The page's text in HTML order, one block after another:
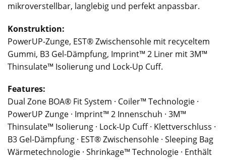
mikroverstellbar, langlebig und perfekt anpassbar.
Konstruktion:
PowerUP-Zunge, EST® Zwischensohle mit recyceltem
Gummi, B3 Gel-Dämpfung, Imprint™ 2 Liner mit 3M™
Thinsulate™ Isolierung und Lock-Up Cuff.
Features:
Dual Zone BOA® Fit System · Coiler™ Technologie ·
PowerUP Zunge · Imprint™ 2 Innenschuh · 3M™
Thinsulate™ Isolierung · Lock-Up Cuff · Klettverschluss ·
B3 Gel-Dämpfung · EST® Zwischensohle · Sleeping Bag
Wärmetechnologie · Shrinkage™ Technologie · Enthält